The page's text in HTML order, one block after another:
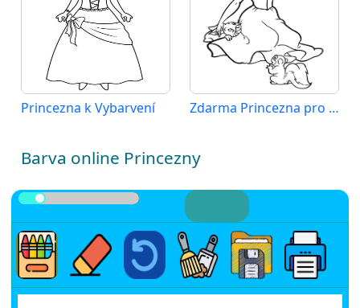
Princezna k Vybarvení Zdarma Princezna pro Děti
Barva online Princezny